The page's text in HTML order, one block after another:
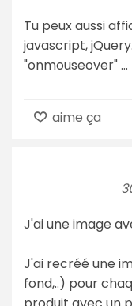
Tu peux aussi
javascript,
"onmouseover" ...
aime ça
J'ai une image
J'ai recréé une
fond,..) pour